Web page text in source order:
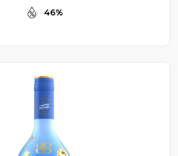
46%